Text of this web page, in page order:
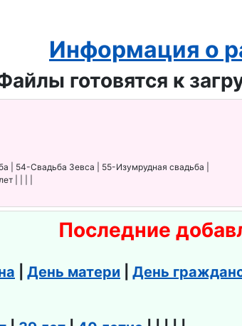
Информация о
готовятся к
| 54-Свадьба Зевса | 55-Изумрудная свадьба |
| | | |
Последние
День матери День